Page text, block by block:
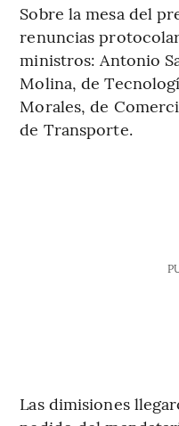
Sobre la mesa del
renuncias
ministros: Antonio
Molina, de
Morales, de
de Transporte.
Las dimisiones